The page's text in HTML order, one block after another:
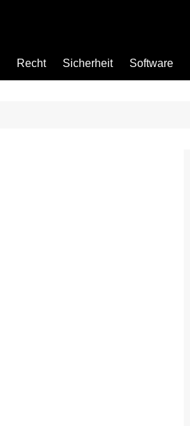
Recht Sicherheit Software